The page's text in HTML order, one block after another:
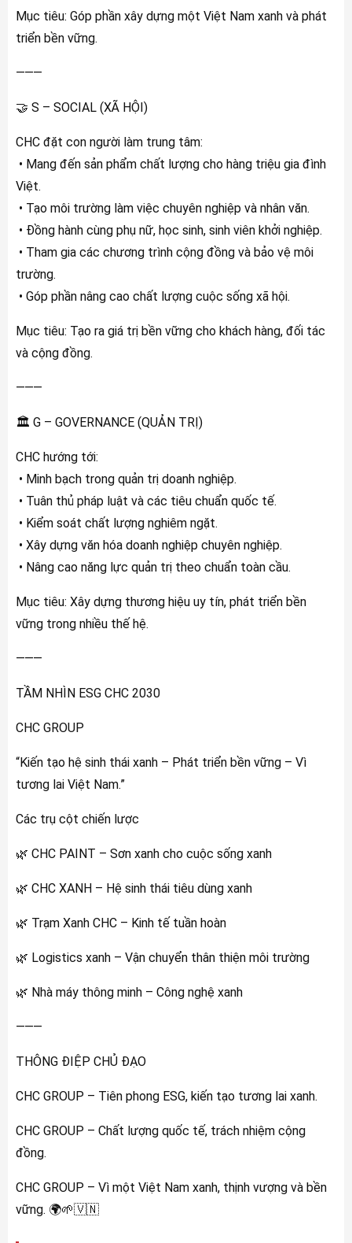
Mục tiêu: Góp phần xây dựng một Việt Nam xanh và phát
triển bền vững.
⸻
🤝 S – SOCIAL (XÃ HỘI)
CHC đặt con người làm trung tâm:
• Mang đến sản phẩm chất lượng cho hàng triệu gia đình
Việt.
• Tạo môi trường làm việc chuyên nghiệp và nhân văn.
• Đồng hành cùng phụ nữ, học sinh, sinh viên khởi nghiệp.
• Tham gia các chương trình cộng đồng và bảo vệ môi
trường.
• Góp phần nâng cao chất lượng cuộc sống xã hội.
Mục tiêu: Tạo ra giá trị bền vững cho khách hàng, đối tác
và cộng đồng.
⸻
🏛 G – GOVERNANCE (QUẢN TRỊ)
CHC hướng tới:
• Minh bạch trong quản trị doanh nghiệp.
• Tuân thủ pháp luật và các tiêu chuẩn quốc tế.
• Kiểm soát chất lượng nghiêm ngặt.
• Xây dựng văn hóa doanh nghiệp chuyên nghiệp.
• Nâng cao năng lực quản trị theo chuẩn toàn cầu.
Mục tiêu: Xây dựng thương hiệu uy tín, phát triển bền
vững trong nhiều thế hệ.
⸻
TẦM NHÌN ESG CHC 2030
CHC GROUP
“Kiến tạo hệ sinh thái xanh – Phát triển bền vững – Vì
tương lai Việt Nam.”
Các trụ cột chiến lược
🌿 CHC PAINT – Sơn xanh cho cuộc sống xanh
🌿 CHC XANH – Hệ sinh thái tiêu dùng xanh
🌿 Trạm Xanh CHC – Kinh tế tuần hoàn
🌿 Logistics xanh – Vận chuyển thân thiện môi trường
🌿 Nhà máy thông minh – Công nghệ xanh
⸻
THÔNG ĐIỆP CHỦ ĐẠO
CHC GROUP – Tiên phong ESG, kiến tạo tương lai xanh.
CHC GROUP – Chất lượng quốc tế, trách nhiệm cộng
đồng.
CHC GROUP – Vì một Việt Nam xanh, thịnh vượng và bền
vững. 🌍🌱🇻🇳